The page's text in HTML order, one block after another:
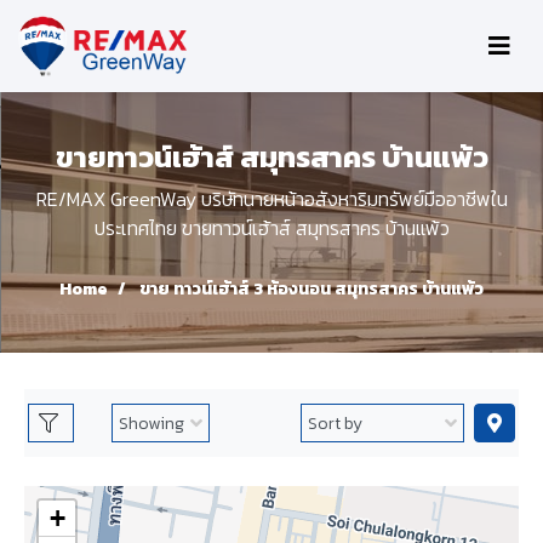
ขายทาวน์เฮ้าส์ สมุทรสาคร บ้านแพ้ว
RE/MAX GreenWay บริษัทนายหน้าอสังหาริมทรัพย์มืออาชีพใน
ประเทศไทย ขายทาวน์เฮ้าส์ สมุทรสาคร บ้านแพ้ว
Home ขาย ทาวน์เฮ้าส์ 3 ห้องนอน สมุทรสาคร บ้านแพ้ว
+